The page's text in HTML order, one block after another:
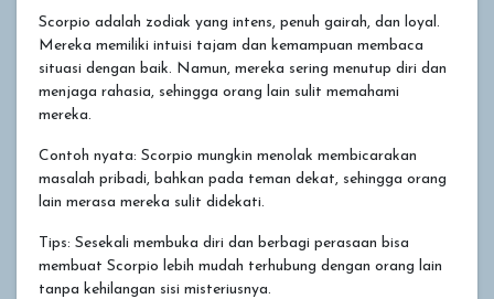
Scorpio adalah zodiak yang intens, penuh gairah, dan loyal.
Mereka memiliki intuisi tajam dan kemampuan membaca
situasi dengan baik. Namun, mereka sering menutup diri dan
menjaga rahasia, sehingga orang lain sulit memahami
mereka.
Contoh nyata: Scorpio mungkin menolak membicarakan
masalah pribadi, bahkan pada teman dekat, sehingga orang
lain merasa mereka sulit didekati.
Tips: Sesekali membuka diri dan berbagi perasaan bisa
membuat Scorpio lebih mudah terhubung dengan orang lain
tanpa kehilangan sisi misteriusnya.